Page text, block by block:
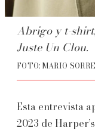
Abrigo y t-
Juste Un Clou.
FOTO: MARIO
Esta entrevista
2023 de